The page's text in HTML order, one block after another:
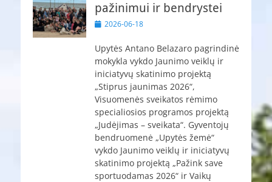
pažinimui ir bendrystei
Paskelbta
2026-06-18
Upytės Antano Belazaro pagrindinė
mokykla vykdo Jaunimo veiklų ir
iniciatyvų skatinimo projektą
„Stiprus jaunimas 2026“,
Visuomenės sveikatos rėmimo
specialiosios programos projektą
„Judėjimas – sveikata“. Gyventojų
bendruomenė „Upytės žemė“
vykdo Jaunimo veiklų ir iniciatyvų
skatinimo projektą „Pažink save
sportuodamas 2026“ ir Vaikų